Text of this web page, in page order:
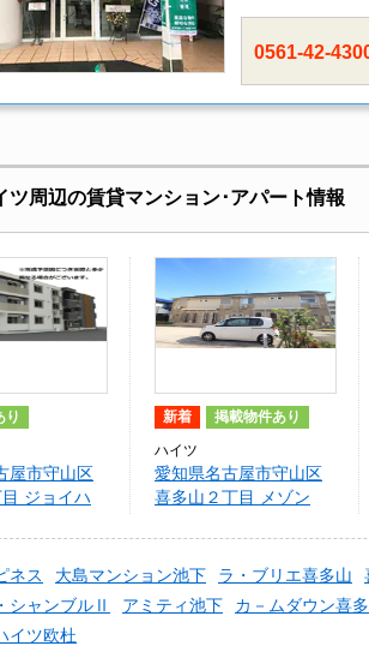
0561-42-
ツ周辺の賃貸マンション･アパート情報
り
屋市守山区
ジョイハ
新着 掲載物件あり
ハイツ
愛知県名古屋市守山区
喜多山２丁目 メゾン
ネス 大島マンション池下 ラ・ブリエ喜多山
シャンブルⅡ
アミティ池下 カ－ムダウン喜
イツ欧杜